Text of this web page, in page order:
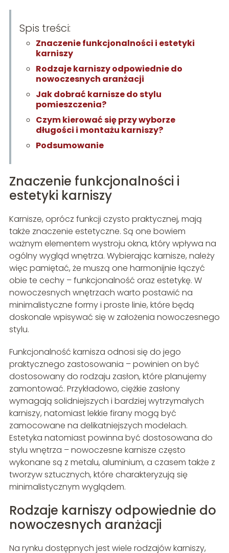
Spis treści:
Znaczenie funkcjonalności i estetyki
karniszy
Rodzaje karniszy odpowiednie do
nowoczesnych aranżacji
Jak dobrać karnisze do stylu
pomieszczenia?
Czym kierować się przy wyborze
długości i montażu karniszy?
Podsumowanie
Znaczenie funkcjonalności i
estetyki karniszy
Karnisze, oprócz funkcji czysto praktycznej, mają
także znaczenie estetyczne. Są one bowiem
ważnym elementem wystroju okna, który wpływa na
ogólny wygląd wnętrza. Wybierając karnisze, należy
więc pamiętać, że muszą one harmonijnie łączyć
obie te cechy – funkcjonalność oraz estetykę. W
nowoczesnych wnętrzach warto postawić na
minimalistyczne formy i proste linie, które będą
doskonale wpisywać się w założenia nowoczesnego
stylu.
Funkcjonalność karnisza odnosi się do jego
praktycznego zastosowania – powinien on być
dostosowany do rodzaju zasłon, które planujemy
zamontować. Przykładowo, ciężkie zasłony
wymagają solidniejszych i bardziej wytrzymałych
karniszy, natomiast lekkie firany mogą być
zamocowane na delikatniejszych modelach.
Estetyka natomiast powinna być dostosowana do
stylu wnętrza – nowoczesne karnisze często
wykonane są z metalu, aluminium, a czasem także z
tworzyw sztucznych, które charakteryzują się
minimalistycznym wyglądem.
Rodzaje karniszy odpowiednie do
nowoczesnych aranżacji
Na rynku dostępnych jest wiele rodzajów karniszy,